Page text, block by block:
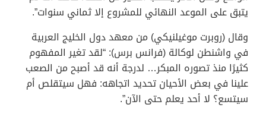
يتبق على الموعد النهائي للمشروع إلا ثماني سنوات”.
وقال (روبرت موغيلنيكي) من معهد دول الخليج العربية
في واشنطن لوكالة (فرانس برس): “لقد تغير المفهوم
كثيرًا منذ تصوره المبكر… لدرجة أنه قد أصبح من الصعب
علينا في بعض الأحيان تحديد اتجاهه: فهل سيتقلص أم
سيتسع؟ لا أحد يعلم حتى الآن”.